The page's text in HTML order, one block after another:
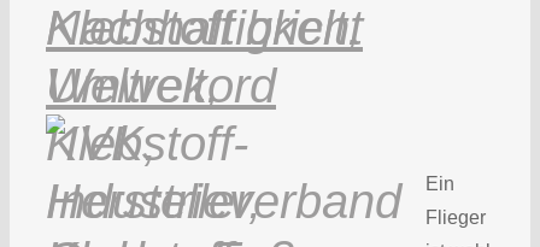
Klebstoff bricht
Weltrekord
Ein
Flieger